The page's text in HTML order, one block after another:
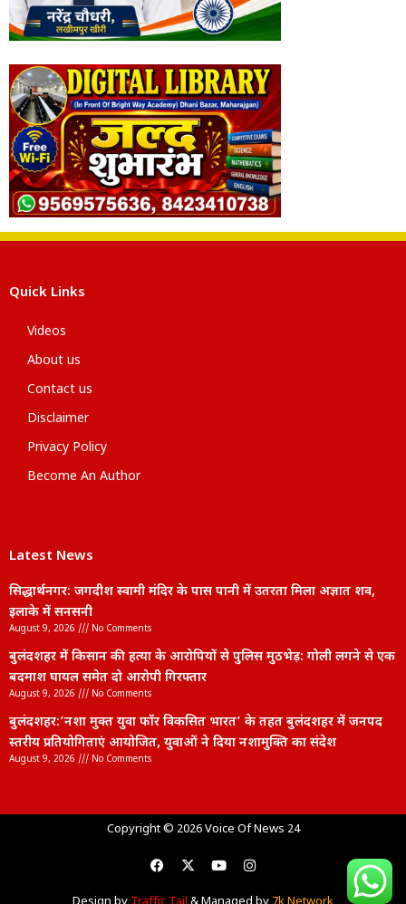
Quick Links
Videos
About us
Contact us
Disclaimer
Privacy Policy
Become An Author
Latest News
सिद्धार्थनगर: जगदीश स्वामी मंदिर के पास पानी में उतरता मिला अज्ञात शव,
इलाके में सनसनी
August 9, 2026 No Comments
बुलंदशहर में किसान की हत्या के आरोपियों से पुलिस मुठभेड़: गोली लगने से एक
बदमाश घायल समेत दो आरोपी गिरफ्तार
August 9, 2026 No Comments
बुलंदशहर:’नशा मुक्त युवा फॉर विकसित भारत’ के तहत बुलंदशहर में जनपद
स्तरीय प्रतियोगिताएं आयोजित, युवाओं ने दिया नशामुक्ति का संदेश
August 9, 2026 No Comments
Copyright © 2026 Voice Of News 24